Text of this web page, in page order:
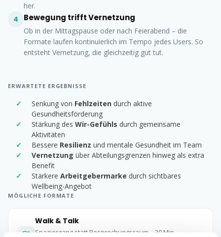
her.
4 Bewegung trifft Vernetzung
Ob in der Mittagspause oder nach Feierabend – die
Formate laufen kontinuierlich im Tempo jedes Users. So
entsteht Vernetzung, die gleichzeitig gut tut.
ERWARTETE ERGEBNISSE
Senkung von Fehlzeiten durch aktive
Gesundheitsförderung
Stärkung des Wir-Gefühls durch gemeinsame
Aktivitäten
Bessere Resilienz und mentale Gesundheit im Team
Vernetzung über Abteilungsgrenzen hinweg als extra
Benefit
Stärkere Arbeitgebermarke durch sichtbares
Wellbeing-Angebot
MÖGLICHE FORMATE
Walk & Talk
Spaziergang statt Besprechungsraum – 30 Min.